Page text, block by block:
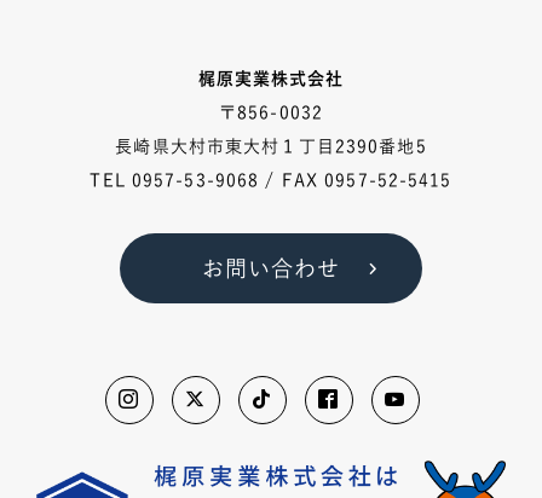
梶原実業株式会社
〒856-0032
長崎県大村市東大村１丁目2390番地5
TEL 0957-53-9068 / FAX 0957-52-5415
お問い合わせ